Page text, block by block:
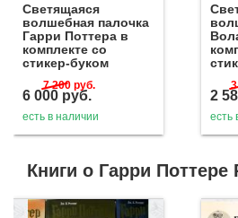
Светящаяся
волшебная палочка
Гарри Поттера в
комплекте со
стикер-буком
7 200 руб.
6 000 руб.
есть в наличии
2
есть
Книги о Гарри